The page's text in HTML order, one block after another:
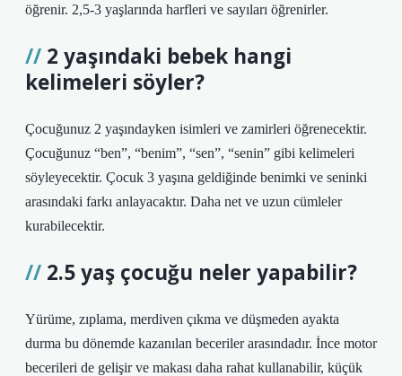
öğrenir. 2,5-3 yaşlarında harfleri ve sayıları öğrenirler.
2 yaşındaki bebek hangi
kelimeleri söyler?
Çocuğunuz 2 yaşındayken isimleri ve zamirleri öğrenecektir.
Çocuğunuz “ben”, “benim”, “sen”, “senin” gibi kelimeleri
söyleyecektir. Çocuk 3 yaşına geldiğinde benimki ve seninki
arasındaki farkı anlayacaktır. Daha net ve uzun cümleler
kurabilecektir.
2.5 yaş çocuğu neler yapabilir?
Yürüme, zıplama, merdiven çıkma ve düşmeden ayakta
durma bu dönemde kazanılan beceriler arasındadır. İnce motor
becerileri de gelişir ve makası daha rahat kullanabilir, küçük